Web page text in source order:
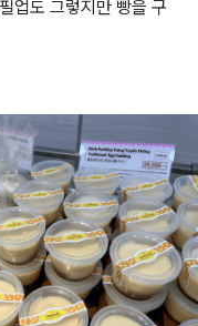
업도 그렇지만 빵을 구